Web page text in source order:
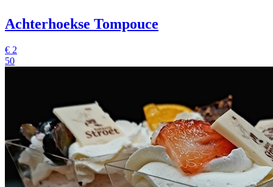
Achterhoekse Tompouce
€ 2
50